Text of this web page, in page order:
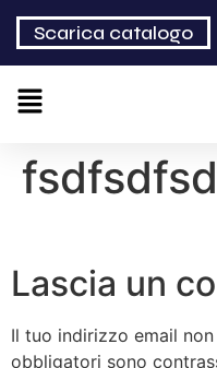
Scarica catalogo
Lascia un
Il tuo indirizzo email
obbligatori sono